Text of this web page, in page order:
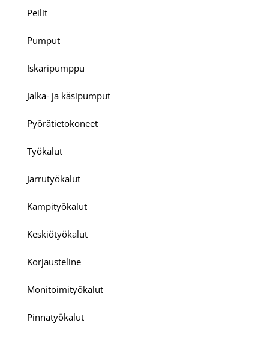
Peilit
Pumput
Iskaripumppu
Jalka- ja käsipumput
Pyörätietokoneet
Työkalut
Jarrutyökalut
Kampityökalut
Keskiötyökalut
Korjausteline
Monitoimityökalut
Pinnatyökalut